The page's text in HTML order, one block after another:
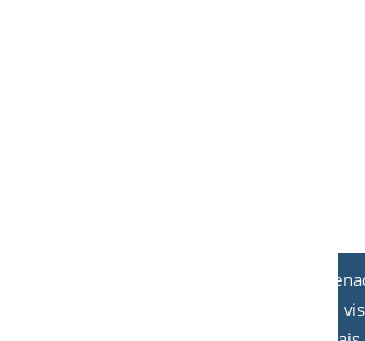
O TRT-15 utiliza cookies,
para informações estatísticas de